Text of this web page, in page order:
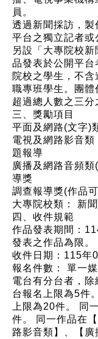
員。
透過新聞採訪，
平台之獨立記者或
另設「大專院校
品發表於公開平
院校之學生，不
職專班學生。團
超過總人數之三分
三、獎勵項目
平面及網路(文字)
電視及網路影音
題報導
廣播及網路音頻
導獎
調查報導獎(作品
大專院校類： 新
四、收件規範
作品發表期間：
發表之作品為限。
收件日期：115年
報名件數： 單一
電台有分台者，
台報名上限為5件
上限為20件。 同
件。 同一作品在
路影音類】、【